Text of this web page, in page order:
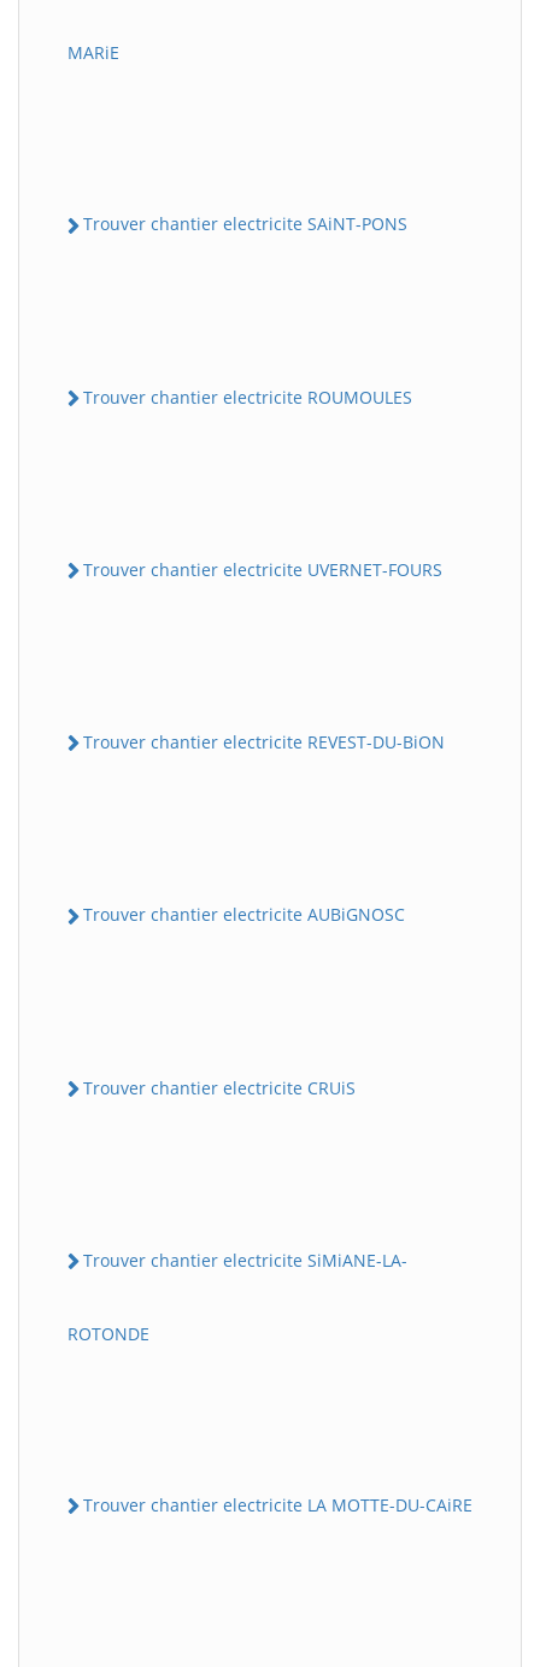
MARiE
Trouver chantier electricite SAiNT-PONS
Trouver chantier electricite ROUMOULES
Trouver chantier electricite UVERNET-FOURS
Trouver chantier electricite REVEST-DU-BiON
Trouver chantier electricite AUBiGNOSC
Trouver chantier electricite CRUiS
Trouver chantier electricite SiMiANE-LA-
ROTONDE
Trouver chantier electricite LA MOTTE-DU-CAiRE